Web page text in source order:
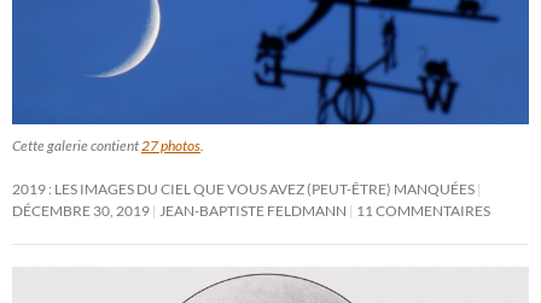
Cette galerie contient27 photos.
2019 : LES IMAGES DU CIEL QUE VOUS AVEZ (PEUT-ÊTRE) MANQUÉES
DÉCEMBRE 30, 2019 JEAN-BAPTISTE FELDMANN 11 COMMENTAIRES